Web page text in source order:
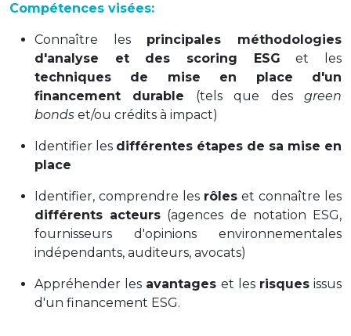
Compétences visées:
Connaître les principales méthodologies
d'analyse et des scoring ESG et les
techniques de mise en place d'un
financement durable (tels que desgreen
bonds et/ou crédits à impact)
Identifier les différentes étapes de sa mise en
place
Identifier, comprendre les rôles et connaître les
différents acteurs (agences de notation ESG,
fournisseurs d'opinions environnementales
indépendants, auditeurs, avocats)
Appréhender les avantages et les risquesissus
d'un financement ESG.